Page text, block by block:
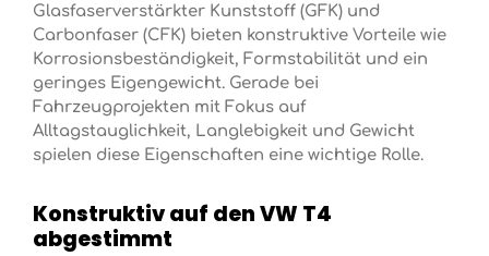
Glasfaserverstärkter Kunststoff (GFK) und
Carbonfaser (CFK) bieten konstruktive Vorteile wie
Korrosionsbeständigkeit, Formstabilität und ein
geringes Eigengewicht. Gerade bei
Fahrzeugprojekten mit Fokus auf
Alltagstauglichkeit, Langlebigkeit und Gewicht
spielen diese Eigenschaften eine wichtige Rolle.
Konstruktiv auf den VW T4
abgestimmt